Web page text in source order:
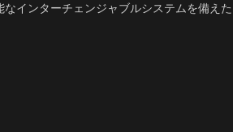
インターチェンジャブルシステムを備え